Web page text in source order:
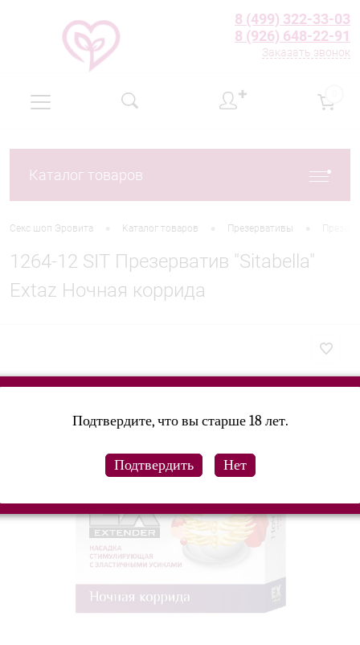
8 (499) 322-33-03
8 (926) 648-22-91
Заказать звонок
✚
Каталог товаров
Секс шоп Эровита Каталог товаров Презервативы
1264-12 SIT Презерватив "Sitabella"
Extaz Ночная коррида
Подтвердите, что вы старше 18 лет.